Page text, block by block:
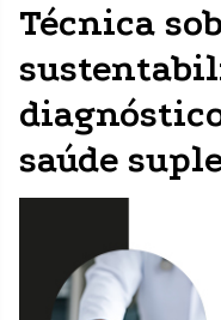
Técnica
saúde